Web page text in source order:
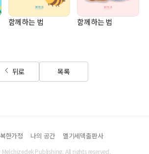
함께하는 법 함께하는 법
뒤로 목록
한가정 나의 공간 멜기세덱출판사
Publishing. All rights reserved.